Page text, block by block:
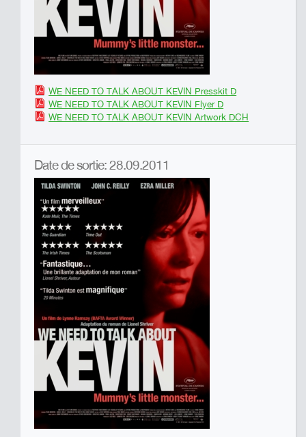
WE NEED TO TALK ABOUT KEVIN Presskit D
WE NEED TO TALK ABOUT KEVIN Flyer D
WE NEED TO TALK ABOUT KEVIN Artwork DCH
Date de sortie: 28.09.2011